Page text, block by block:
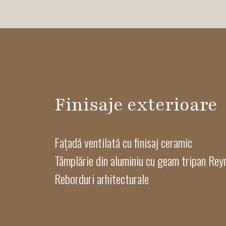
Finisaje exterioare
Fațadă ventilată cu finisaj ceramic
Tâmplărie din aluminiu cu geam tripan
Reborduri arhitecturale